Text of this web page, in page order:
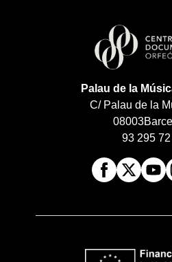
Palau de la
C/ Palau de la
08003
93 295